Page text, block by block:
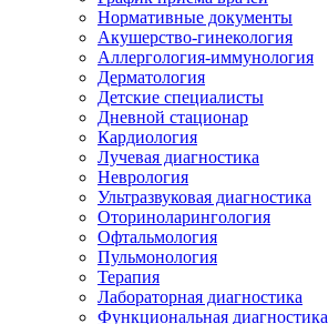
Нормативные документы
Акушерство-гинекология
Аллергология-иммунология
Дерматология
Детские специалисты
Дневной стационар
Кардиология
Лучевая диагностика
Неврология
Ультразвуковая диагностика
Оториноларингология
Офтальмология
Пульмонология
Терапия
Лабораторная диагностика
Функциональная диагностика